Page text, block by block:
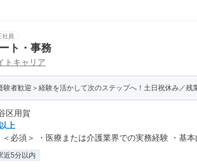
社員
ト・事務
トキャリア
験者歓迎＞経験を活かして次のステップへ！土日祝休み／
区用賀
上
必須＞ ・医療または介護業界での実務経験 ・基本
近5分以内